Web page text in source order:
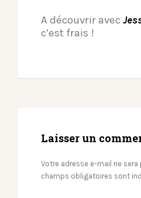
A découvrir avec
c’est frais !
Laisser un
Votre adresse e-mail ne sera
champs obligatoires sont